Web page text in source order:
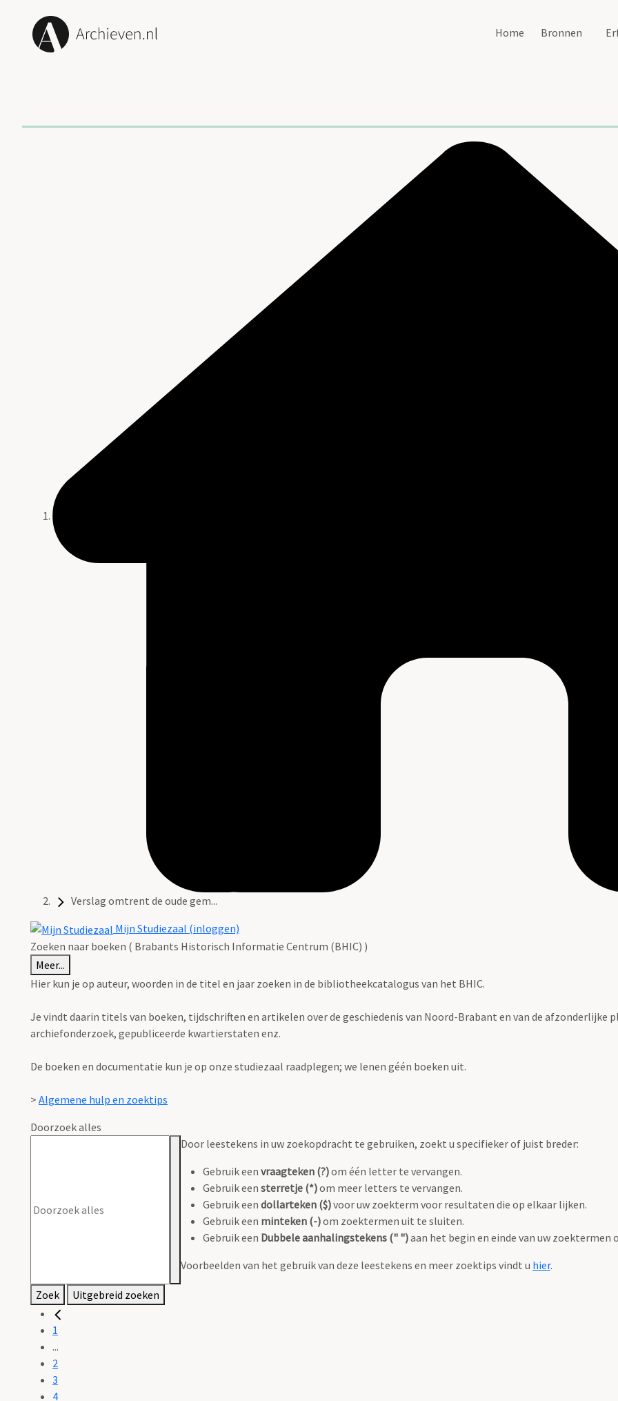
Home Bronnen
Verslag omtrent de oude gem...
Mijn Studiezaal (inloggen)
Zoeken naar boeken ( Brabants Historisch Informatie Centrum (BHIC) )
Meer...
Hier kun je op auteur, woorden in de titel en jaar zoeken in de bibliotheekcatalogus van het BHIC.
Je vindt daarin titels van boeken, tijdschriften en artikelen over de geschiedenis van Noord-Brabant en van de afzonderlijke
archiefonderzoek, gepubliceerde kwartierstaten enz.
De boeken en documentatie kun je op onze studiezaal raadplegen; we lenen géén boeken uit.
> Algemene hulp en zoektips
Doorzoek alles
Door leestekens in uw zoekopdracht te gebruiken, zoekt u specifieker of juist breder:
Gebruik een vraagteken (?)om één letter te vervangen.
Gebruik een sterretje (*)om meer letters te vervangen.
Gebruik een dollarteken ($)voor uw zoekterm voor resultaten die op elkaar lijken.
Gebruik een minteken (-)om zoektermen uit te sluiten.
Gebruik een Dubbele aanhalingstekens (" ")aan het begin en einde van uw zoektermen
Voorbeelden van het gebruik van deze leestekens en meer zoektips vindt u hier.
Zoek Uitgebreid zoeken
1
...
2
3
4